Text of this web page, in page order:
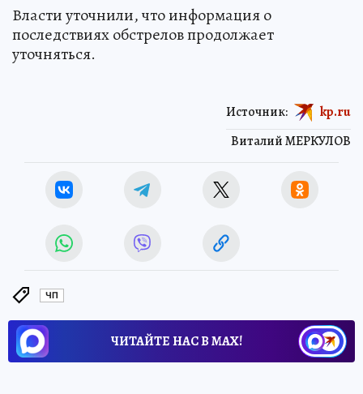
Власти уточнили, что информация о
последствиях обстрелов продолжает
уточняться.
Виталий МЕРКУЛОВ
Источник: kp.ru
ЧП
ЧИТАЙТЕ НАС В МАХ!